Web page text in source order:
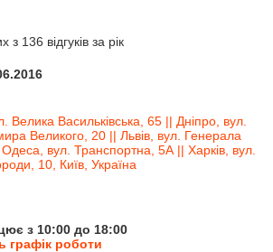
з 136 відгуків за рік
Велика Васильківська, 65 || Дніпро, вул.
Великого, 20 || Львів, вул. Генерала
вул. Транспортна, 5А || Харків, вул.
10, Київ, Україна
з 10:00 до 18:00
графік роботи